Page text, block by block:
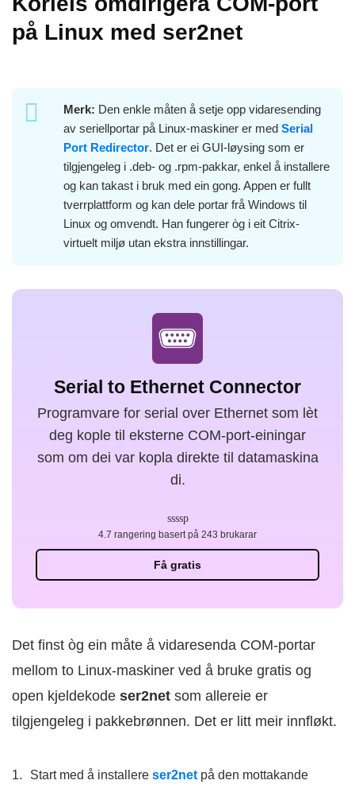
på Linux med ser2net
Merk: Den enkle måten å setje opp vidaresending
av seriellportar på Linux-maskiner er med Serial
Port Redirector. Det er ei GUI-løysing som er
tilgjengeleg i .deb- og .rpm-pakkar, enkel å installere
og kan takast i bruk med ein gong. Appen er fullt
tverrplattform og kan dele portar frå Windows til
Linux og omvendt. Han fungerer òg i eit Citrix-
virtuelt miljø utan ekstra innstillingar.
Serial to Ethernet Connector
Programvare for serial over Ethernet som lèt
deg kople til eksterne COM-port-einingar
som om dei var kopla direkte til datamaskina
di.
Få gratis
4.7 rangering basert på 243 brukarar
Det finst òg ein måte å vidaresenda COM-portar
mellom to Linux-maskiner ved å bruke gratis og
open kjeldekode ser2net som allereie er
tilgjengeleg i pakkebrønnen. Det er litt meir innfløkt.
Start med å installere ser2net på den mottakande